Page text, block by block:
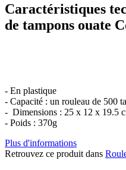
Caractéristiques
de tampons ouate
- En plastique
- Capacité : un rouleau de 500
- Dimensions : 25 x 12 x 19.5
- Poids : 370g
Plus d'informations
Retrouvez ce produit dans